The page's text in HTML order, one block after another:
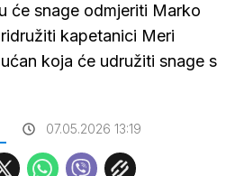
će snage odmjeriti Marko
kapetanici Meri
koja će udružiti snage s
07.05.2026 13:19